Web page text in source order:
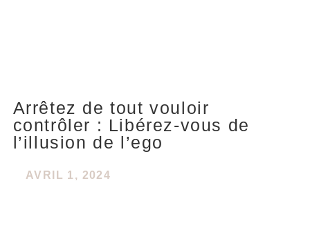
Arrêtez de tout vouloir
contrôler : Libérez-vous de
l’illusion de l’ego
AVRIL 1, 2024